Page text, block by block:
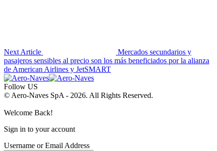
Next Article
Mercados secundarios y
pasajeros sensibles al precio son los más beneficiados por la alianza
de American Airlines y JetSMART
Follow US
© Aero-Naves SpA - 2026. All Rights Reserved.
Welcome Back!
Sign in to your account
Username or Email Address